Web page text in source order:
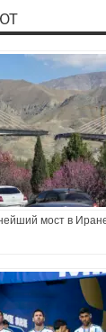
мост в